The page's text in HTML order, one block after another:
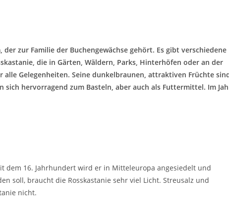
zur Familie der Buchengewächse gehört. Es gibt verschiedene
die in Gärten, Wäldern, Parks, Hinterhöfen oder an der
Gelegenheiten. Seine dunkelbraunen, attraktiven Früchte
sich hervorragend zum Basteln, aber auch als Futtermittel. Im
dem 16. Jahrhundert wird er in Mitteleuropa angesiedelt und
soll, braucht die Rosskastanie sehr viel Licht. Streusalz und
nicht.